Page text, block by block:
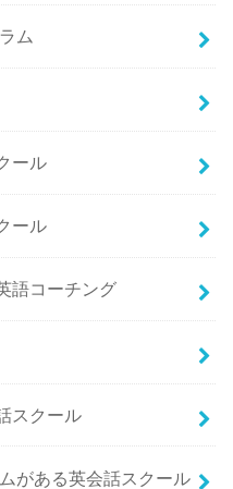
ム
ール
ール
語コーチング
スクール
がある英会話スクール